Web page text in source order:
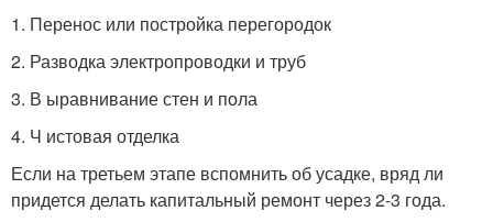
1. Перенос или постройка перегородок
2. Разводка электропроводки и труб
3. В ыравнивание стен и пола
4. Ч истовая отделка
Если на третьем этапе вспомнить об усадке, вряд ли
придется делать капитальный ремонт через 2-3 года.